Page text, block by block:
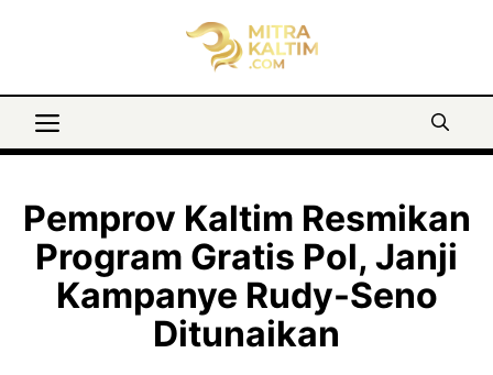
Menu
Pemprov Kaltim Resmikan
Program Gratis Pol, Janji
Kampanye Rudy-Seno
Ditunaikan